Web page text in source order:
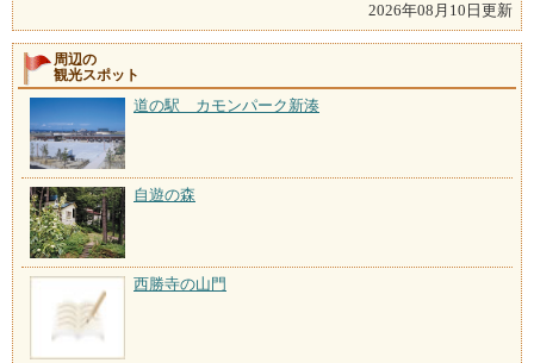
2026年08月10日更新
周辺の
観光スポット
道の駅 カモンパーク新湊
自遊の森
西勝寺の山門